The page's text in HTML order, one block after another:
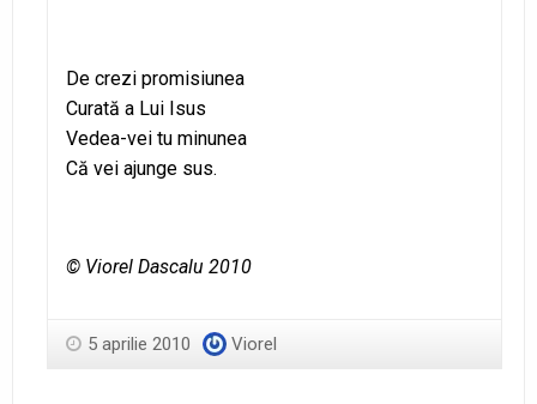
De crezi promisiunea
Curată a Lui Isus
Vedea-vei tu minunea
Că vei ajunge sus.
© Viorel Dascalu 2010
5 aprilie 2010 Viorel